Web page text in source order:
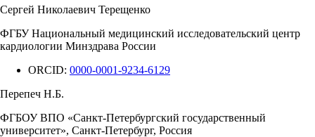
Сергей Николаевич Терещенко
ФГБУ Национальный медицинский исследовательский центр
кардиологии Минздрава России
ORCID: 0000-0001-9234-6129
Перепеч Н.Б.
ФГБОУ ВПО «Санкт-Петербургский государственный
университет», Санкт-Петербург, Россия